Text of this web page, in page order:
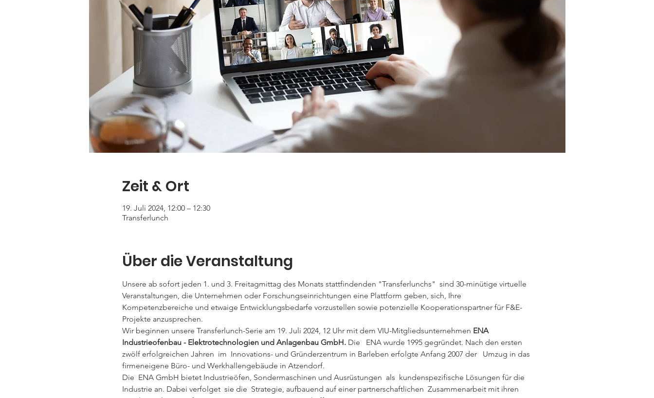
Zeit & Ort
19. Juli 2024, 12:00 – 12:30
Transferlunch
Über die Veranstaltung
Unsere ab sofort jeden 1. und 3. Freitagmittag des Monats stattfindenden "Transferlunchs"  sind 30-minütige virtuelle
Veranstaltungen, die Unternehmen oder Forschungseinrichtungen eine Plattform geben, sich, Ihre
Kompetenzbereiche und etwaige Entwicklungsbedarfe vorzustellen sowie potenzielle Kooperationspartner für F&E-
Projekte anzusprechen.
Wir beginnen unsere Transferlunch-Serie am 19. Juli 2024, 12 Uhr mit dem VIU-Mitgliedsunternehmen ENA
Industrieofenbau - Elektrotechnologien und Anlagenbau GmbH. Die   ENA wurde 1995 gegründet. Nach den ersten
zwölf erfolgreichen Jahren  im  Innovations- und Gründerzentrum in Barleben erfolgte Anfang 2007 der   Umzug in das
firmeneigene Büro- und Werkhallengebäude in Atzendorf.
Die  ENA GmbH bietet Industrieöfen, Sondermaschinen und Ausrüstungen  als  kundenspezifische Lösungen für die
Industrie an. Dabei verfolget  sie die  Strategie, aufbauend auf einer partnerschaftlichen  Zusammenarbeit mit ihren